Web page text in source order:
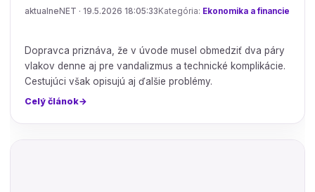
aktualneNET · 19.5.2026 18:05:33 Kategória: Ekonomika a financie
Dopravca priznáva, že v úvode musel obmedziť dva páry
vlakov denne aj pre vandalizmus a technické komplikácie.
Cestujúci však opisujú aj ďalšie problémy.
Celý článok